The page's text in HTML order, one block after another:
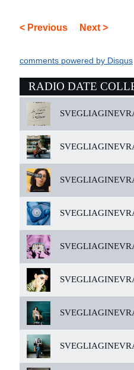
< Previous Next >
comments powered by Disqus
RADIO DATE